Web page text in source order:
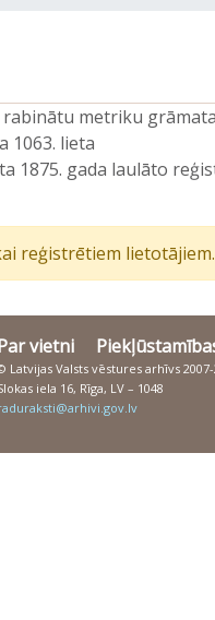
rabinātu metriku
1063. lieta
1875. gada laulāto
reģistrētiem
vietni
Latvijas Valsts vēstures arhīvs 2007-
iela 16, Rīga, LV – 1048